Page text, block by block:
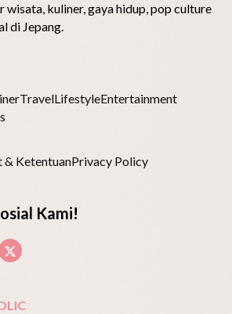
wisata, kuliner, gaya hidup, pop culture
di Jepang.
TravelLifestyleEntertainment
& KetentuanPrivacy Policy
Kami!